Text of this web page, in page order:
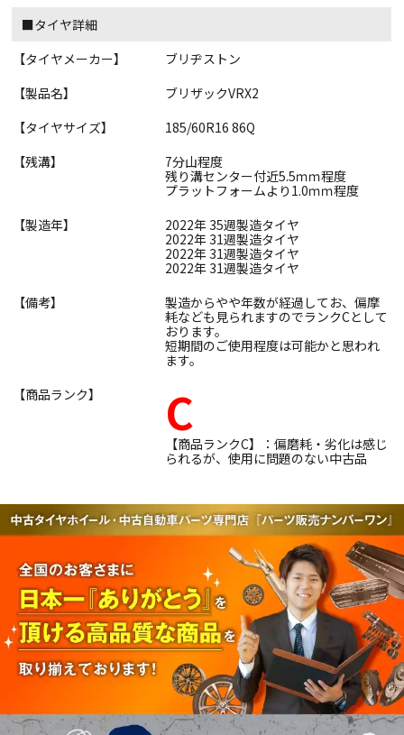
■タイヤ詳細
【タイヤメーカー】
ブリヂストン
【製品名】
ブリザックVRX2
【タイヤサイズ】
185/60R16 86Q
【残溝】
7分山程度
残り溝センター付近5.5ｍｍ程度
プラットフォームより1.0ｍｍ程度
【製造年】
2022年 35週製造タイヤ
2022年 31週製造タイヤ
2022年 31週製造タイヤ
2022年 31週製造タイヤ
【備考】
製造からやや年数が経過してお、偏摩
耗なども見られますのでランクCとして
おります。
短期間のご使用程度は可能かと思われ
ます。
【商品ランク】
C
【商品ランクC】：偏磨耗・劣化は感じ
られるが、使用に問題のない中古品